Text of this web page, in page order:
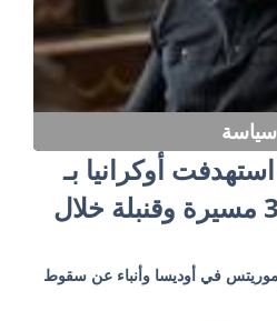
سياسة
أوكرانيا بـ
61 صاروخاً و3000 مسيرة وقنبلة خلال
في أوديسا وأنباء عن سقوط